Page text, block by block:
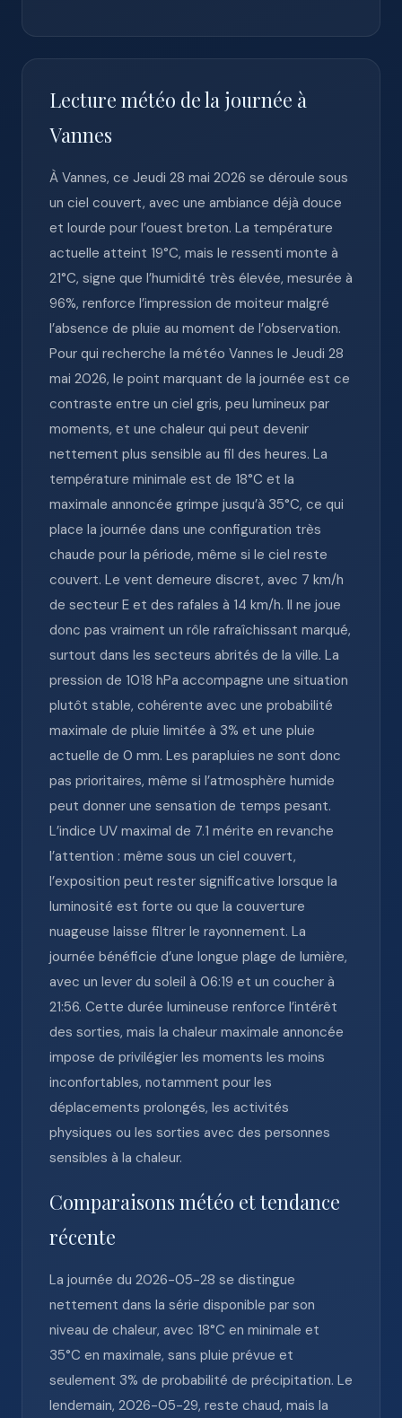
Lecture météo de la journée à
Vannes
À Vannes, ce Jeudi 28 mai 2026 se déroule sous
un ciel couvert, avec une ambiance déjà douce
et lourde pour l’ouest breton. La température
actuelle atteint 19°C, mais le ressenti monte à
21°C, signe que l’humidité très élevée, mesurée à
96%, renforce l’impression de moiteur malgré
l’absence de pluie au moment de l’observation.
Pour qui recherche la météo Vannes le Jeudi 28
mai 2026, le point marquant de la journée est ce
contraste entre un ciel gris, peu lumineux par
moments, et une chaleur qui peut devenir
nettement plus sensible au fil des heures. La
température minimale est de 18°C et la
maximale annoncée grimpe jusqu’à 35°C, ce qui
place la journée dans une configuration très
chaude pour la période, même si le ciel reste
couvert. Le vent demeure discret, avec 7 km/h
de secteur E et des rafales à 14 km/h. Il ne joue
donc pas vraiment un rôle rafraîchissant marqué,
surtout dans les secteurs abrités de la ville. La
pression de 1018 hPa accompagne une situation
plutôt stable, cohérente avec une probabilité
maximale de pluie limitée à 3% et une pluie
actuelle de 0 mm. Les parapluies ne sont donc
pas prioritaires, même si l’atmosphère humide
peut donner une sensation de temps pesant.
L’indice UV maximal de 7.1 mérite en revanche
l’attention : même sous un ciel couvert,
l’exposition peut rester significative lorsque la
luminosité est forte ou que la couverture
nuageuse laisse filtrer le rayonnement. La
journée bénéficie d’une longue plage de lumière,
avec un lever du soleil à 06:19 et un coucher à
21:56. Cette durée lumineuse renforce l’intérêt
des sorties, mais la chaleur maximale annoncée
impose de privilégier les moments les moins
inconfortables, notamment pour les
déplacements prolongés, les activités
physiques ou les sorties avec des personnes
sensibles à la chaleur.
Comparaisons météo et tendance
récente
La journée du 2026-05-28 se distingue
nettement dans la série disponible par son
niveau de chaleur, avec 18°C en minimale et
35°C en maximale, sans pluie prévue et
seulement 3% de probabilité de précipitation. Le
lendemain, 2026-05-29, reste chaud, mais la